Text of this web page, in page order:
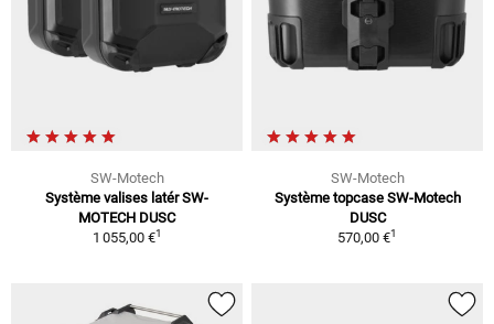
SW-Motech
Système valises latér SW-
MOTECH DUSC
1 055,00 €1
SW-Motech
Système topcase SW-Motech
DUSC
570,00 €1